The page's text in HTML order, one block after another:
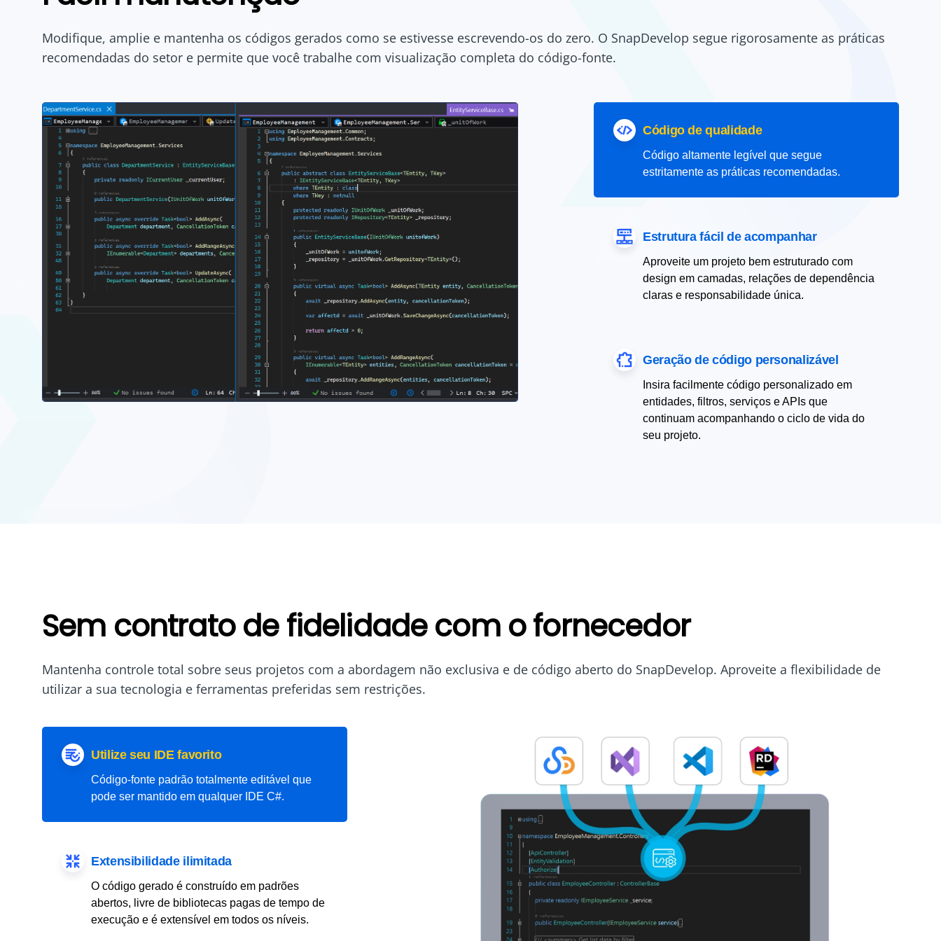
Modifique, amplie e mantenha os códigos gerados como se estivesse escrevendo-os do zero. O SnapDevelop segue rigorosamente as práticas
recomendadas do setor e permite que você trabalhe com visualização completa do código-fonte.
Código de qualidade
Código altamente legível que segue
estritamente as práticas recomendadas.
Estrutura fácil de acompanhar
Aproveite um projeto bem estruturado com
design em camadas, relações de dependência
claras e responsabilidade única.
Geração de código personalizável
Insira facilmente código personalizado em
entidades, filtros, serviços e APIs que
continuam acompanhando o ciclo de vida do
seu projeto.
Sem contrato de fidelidade com o fornecedor
Mantenha controle total sobre seus projetos com a abordagem não exclusiva e de código aberto do SnapDevelop. Aproveite a flexibilidade de
utilizar a sua tecnologia e ferramentas preferidas sem restrições.
Utilize seu IDE favorito
Código-fonte padrão totalmente editável que
pode ser mantido em qualquer IDE C#.
Extensibilidade ilimitada
O código gerado é construído em padrões
abertos, livre de bibliotecas pagas de tempo de
execução e é extensível em todos os níveis.